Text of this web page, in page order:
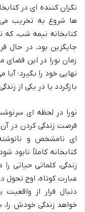
نگران کننده ای در
ها شروع به تخریب
کتابخانه نیمه شب، که
جایگزین بود، در حال
زمان نورا در این فضای
نهایی خود را بگیرد: آیا
بازگردد یا در یکی از
نورا در لحظه ای
فرصت زندگی کردن در آن
ای نامشخص و
کتابخانه کاملاً نابود
زندگی، کلماتی حیاتی
عبارت کوتاه، اوج
دنبال فرار از
خواهد زندگی خودش را،